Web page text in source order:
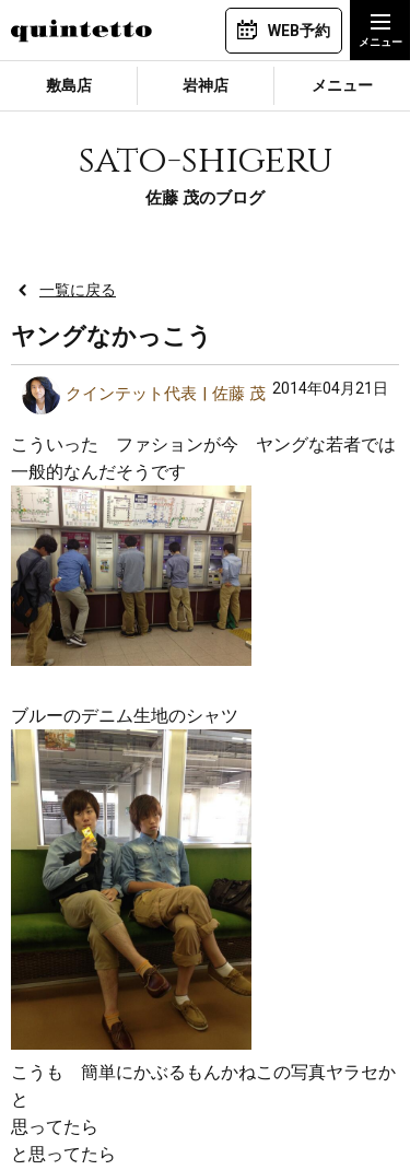
WEB予約
敷島店 岩神店 メニュー
sato-shigeru
佐藤 茂のブログ
一覧に戻る
ヤングなかっこう
クインテット代表 佐藤 茂 2014年04月21日
こういった ファションが今 ヤングな若者では
一般的なんだそうです
ブルーのデニム生地のシャツ
こうも 簡単にかぶるもんかねこの写真ヤラセか
と
思ってたら
と思ってたら